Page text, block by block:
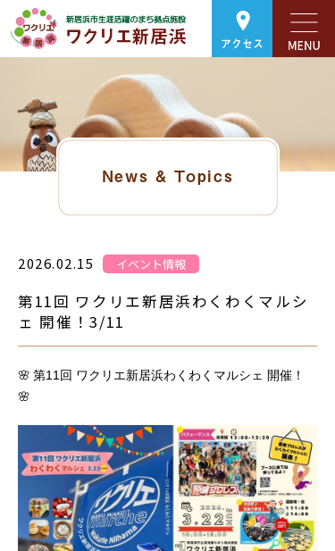
アクセス
News & Topics
2026.02.15 イベント情報
第11回 ワクリエ新居浜わくわくマルシ
ェ 開催！3/11
🌸 第11回 ワクリエ新居浜わくわくマルシェ 開催！
🌸